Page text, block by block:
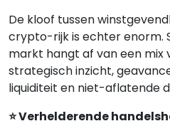
De kloof tussen
crypto-rijk is echter enorm.
markt hangt af van een mix
strategisch inzicht,
liquiditeit en niet-aflatende
⭐ Verhelderende